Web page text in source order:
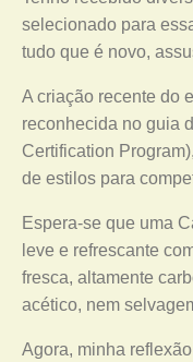
selecionado para
tudo que é novo,
A criação recente do
reconhecida no guia
Certification
de estilos para
Espera-se que uma
leve e refrescante
fresca, altamente
acético, nem
Agora, minha